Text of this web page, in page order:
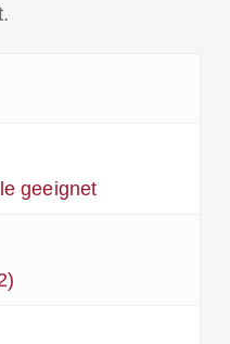
geeignet